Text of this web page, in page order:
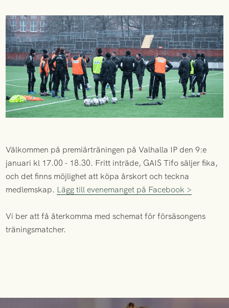
Välkommen på premiärträningen på Valhalla IP den 9:e
januari kl 17.00 - 18.30. Fritt inträde, GAIS Tifo säljer fika,
och det finns möjlighet att köpa årskort och teckna
medlemskap. Lägg till evenemanget på Facebook >
Vi ber att få återkomma med schemat för försäsongens
träningsmatcher.